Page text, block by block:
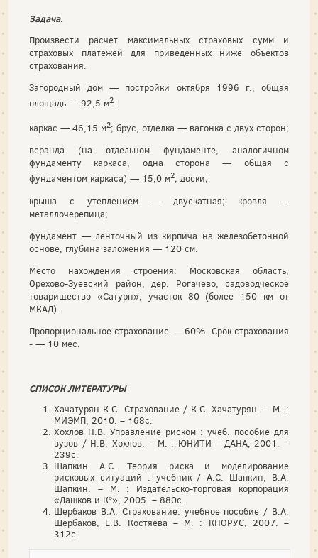
Задача.
Произвести расчет максимальных страховых сумм и
страховых платежей для приведенных ниже объектов
страхования.
Загородный дом — постройки октября 1996 г., общая
площадь — 92,5 м2:
каркас — 46,15 м2; брус, отделка — вагонка с двух сторон;
веранда (на отдельном фундаменте, аналогичном
фундаменту каркаса, одна сторона — общая с
фундаментом каркаса) — 15,0 м2; доски;
крыша с утеплением — двускатная; кровля —
металлочерепица;
фундамент — ленточный из кирпича на железобетонной
основе, глубина заложения — 120 см.
Место нахождения строения: Московская область,
Орехово-Зуевский район, дер. Рогачево, садоводческое
товарищество «Сатурн», участок 80 (более 150 км от
МКАД).
Пропорциональное страхование — 60%. Срок страхования
- — 10 мес.
СПИСОК ЛИТЕРАТУРЫ
Хачатурян К.С. Страхование / К.С. Хачатурян. – М. :
МИЭМП, 2010. – 168с.
Хохлов Н.В. Управление риском : учеб. пособие для
вузов / Н.В. Хохлов. – М. : ЮНИТИ – ДАНА, 2001. –
239с.
Шапкин А.С. Теория риска и моделирование
рисковых ситуаций : учебник / А.С. Шапкин, В.А.
Шапкин. – М. : Издательско-торговая корпорация
«Дашков и К°», 2005. – 880с.
Щербаков В.А. Страхование: учебное пособие / В.А.
Щербаков, Е.В. Костяева – М. : КНОРУС, 2007. –
312с.